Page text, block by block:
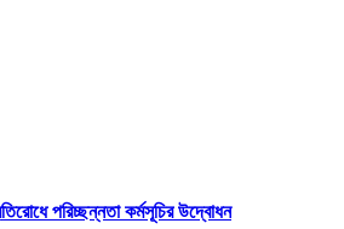
পরিচ্ছন্নতা কর্মসূচির উদ্বোধন